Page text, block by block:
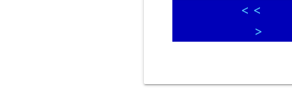
< <
>